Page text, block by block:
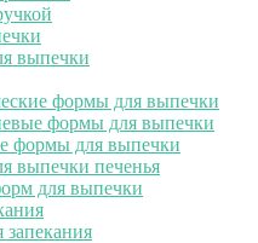
выпечки
формы для выпечки
формы для выпечки
формы для выпечки
выпечки печенья
для выпечки
запекания